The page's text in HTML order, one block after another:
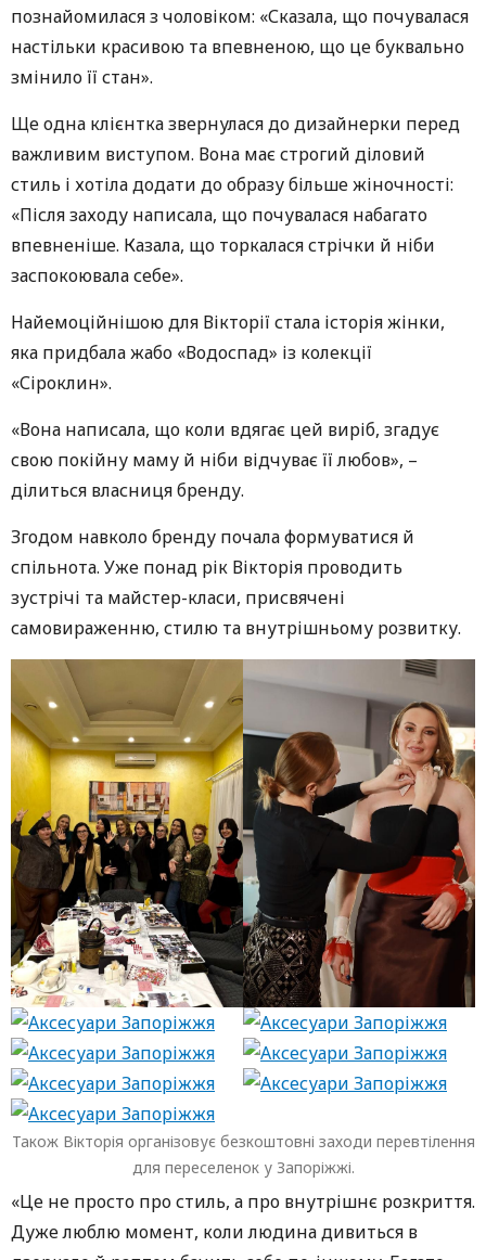
познайомилася з чоловіком: «Сказала, що почувалася
настільки красивою та впевненою, що це буквально
змінило її стан».
Ще одна клієнтка звернулася до дизайнерки перед
важливим виступом. Вона має строгий діловий
стиль і хотіла додати до образу більше жіночності:
«Після заходу написала, що почувалася набагато
впевненіше. Казала, що торкалася стрічки й ніби
заспокоювала себе».
Найемоційнішою для Вікторії стала історія жінки,
яка придбала жабо «Водоспад» із колекції
«Сіроклин».
«Вона написала, що коли вдягає цей виріб, згадує
свою покійну маму й ніби відчуває її любов», –
ділиться власниця бренду.
Згодом навколо бренду почала формуватися й
спільнота. Уже понад рік Вікторія проводить
зустрічі та майстер-класи, присвячені
самовираженню, стилю та внутрішньому розвитку.
Також Вікторія організовує безкоштовні заходи перевтілення
для переселенок у Запоріжжі.
«Це не просто про стиль, а про внутрішнє розкриття.
Дуже люблю момент, коли людина дивиться в